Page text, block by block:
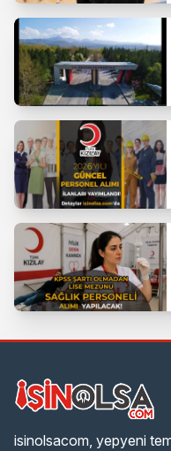
isinolsacom, yepyeni